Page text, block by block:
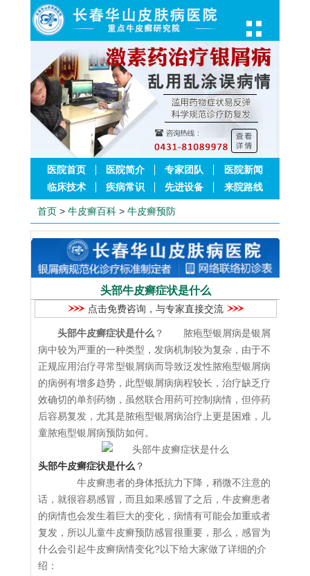
医院首页 医院简介 专家团队
医院新闻
临床技术
疾病常识 先进设备 来院路线
首页 > 牛皮癣百科 > 牛皮癣预防
头部牛皮癣症状是什么
点击免费咨询，与专家直接交流
头部牛皮癣症状是什么 ？ 脓疱型银屑病是银屑
病中较为严重的一种类型，发病机制较为复杂，由于不
正规应用治疗寻常型银屑病而导致泛发性脓疱型银屑病
的病例有增多趋势，此型银屑病病程较长，治疗缺乏疗
效确切的单剂药物，虽然联合用药可控制病情，但停药
后容易复发，尤其是脓疱型银屑病治疗上更是困难，儿
童脓疱型银屑病预防如何。
头部牛皮癣症状是什么 ？
牛皮癣患者的身体抵抗力下降，稍微不注意的
话，就很容易感冒，而且如果感冒了之后，牛皮癣患者
的病情也会发生着巨大的变化，病情有可能会加重或者
复发，所以儿童牛皮癣预防感冒很重要，那么，感冒为
什么会引起牛皮癣病情变化?以下给大家做了详细的介
绍：